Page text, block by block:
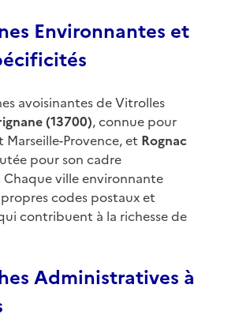
Environnantes et
avoisinantes de Vitrolles
(13700), connue pour
Provence, et Rognac
pour son cadre
ville environnante
propres codes postaux et
contribuent à la richesse de
Administratives à